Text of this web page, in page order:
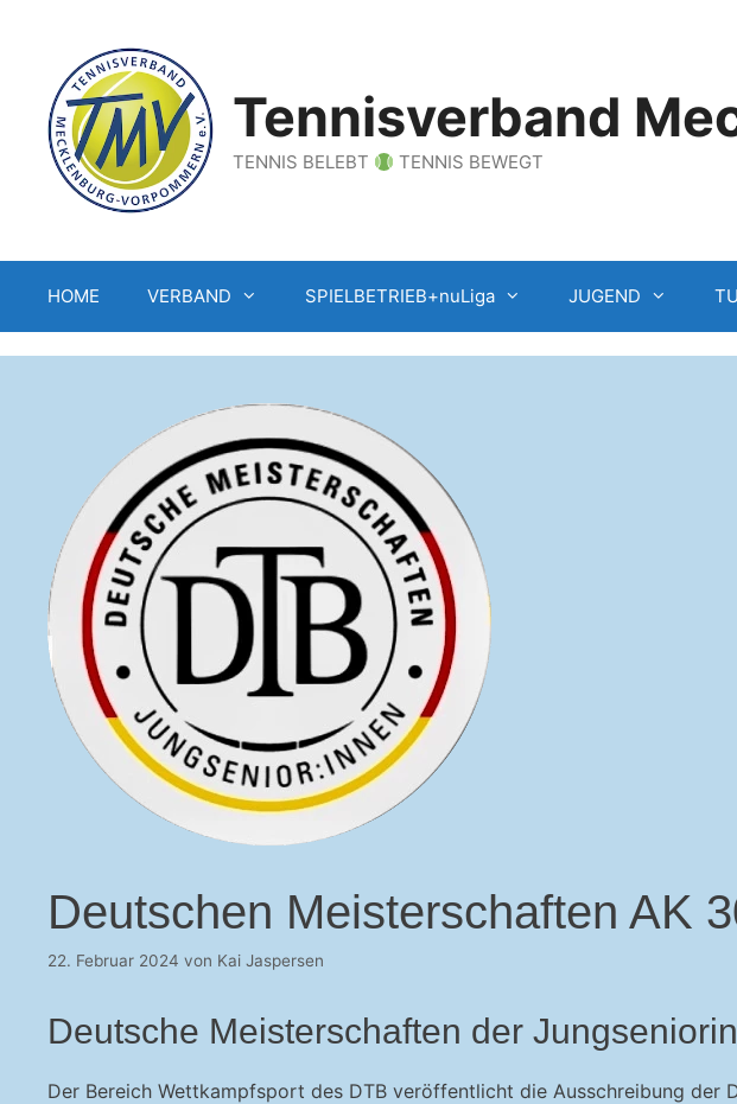
springen
Tennisverband
TENNIS BELEBT TENNIS BEWEGT
HOME VERBAND SPIELBETRIEB+nuLiga JUGEND
Deutschen Meisterschaften AK
22. Februar 2024 von Kai Jaspersen
Deutsche Meisterschaften der
Der Bereich Wettkampfsport des DTB veröffentlicht die Ausschreibung